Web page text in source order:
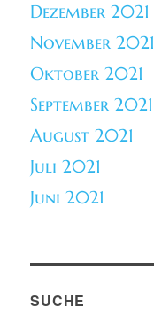
Dezember 2021
November 2021
Oktober 2021
September 2021
August 2021
Juli 2021
Juni 2021
SUCHE